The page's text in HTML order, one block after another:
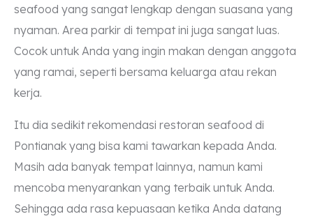
seafood yang sangat lengkap dengan suasana yang
nyaman. Area parkir di tempat ini juga sangat luas.
Cocok untuk Anda yang ingin makan dengan anggota
yang ramai, seperti bersama keluarga atau rekan
kerja.
Itu dia sedikit rekomendasi restoran seafood di
Pontianak yang bisa kami tawarkan kepada Anda.
Masih ada banyak tempat lainnya, namun kami
mencoba menyarankan yang terbaik untuk Anda.
Sehingga ada rasa kepuasaan ketika Anda datang